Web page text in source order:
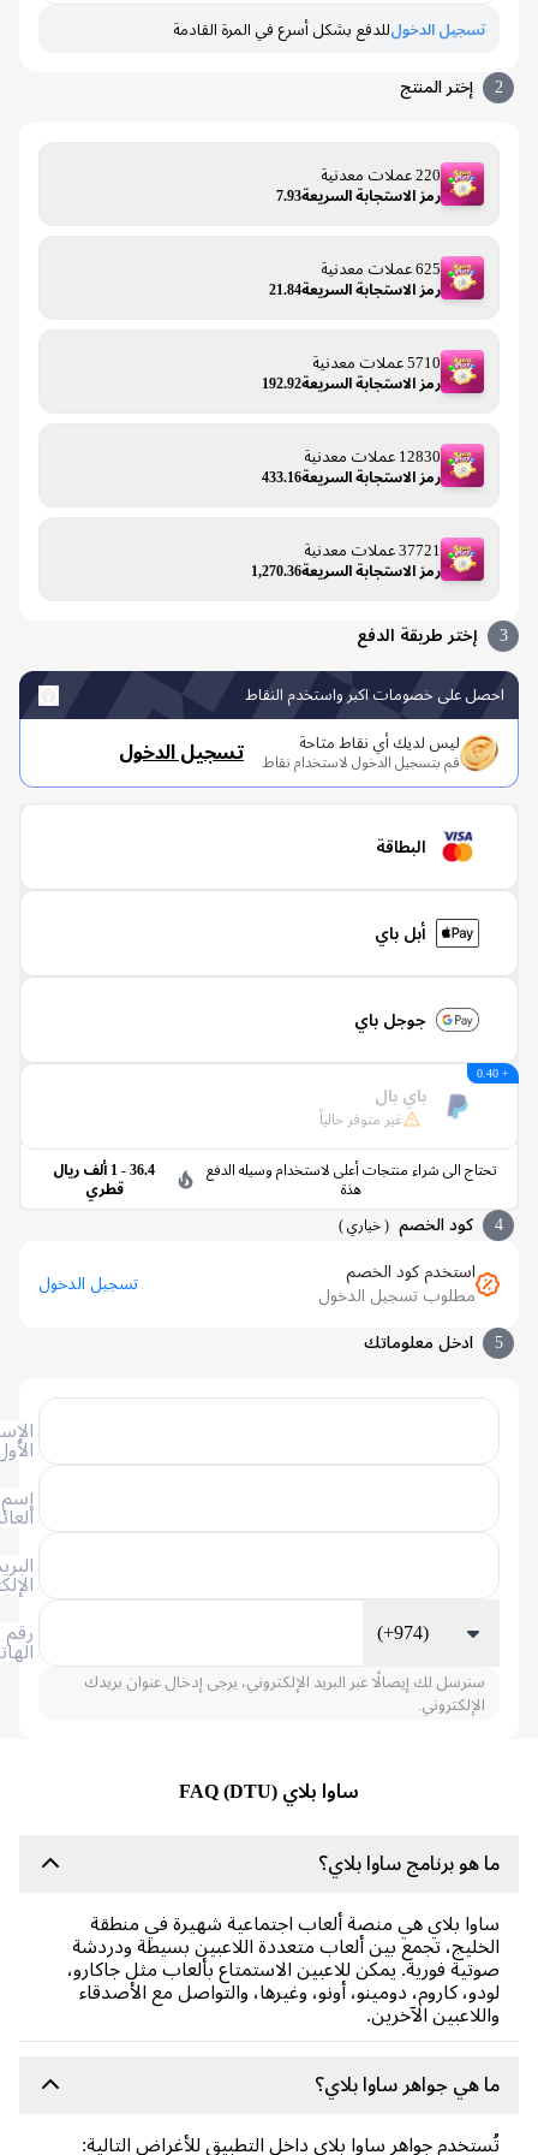
تسجيل الدخول للدفع بشكل أسرع في المرة القادمة
إختر المنتج
220 عملات معدنية
رمز الاستجابة السريعة7.93
625 عملات معدنية
رمز الاستجابة السريعة21.84
5710 عملات معدنية
رمز الاستجابة السريعة192.92
12830 عملات معدنية
رمز الاستجابة السريعة433.16
37721 عملات معدنية
رمز الاستجابة السريعة1,270.36
إختر طريقة الدفع
على خصومات اكبر واستخدم النقاط
ليس لديك أي نقاط متاحة
قم بتسجيل الدخول لاستخدام نقاط تسجيل الدخول
البطاقة
أبل باي
جوجل باي
باي بال
غير متوفر حالياً
الى شراء منتجات أعلى لاستخدام وسيله الدفع
36.4 - 1 ألف ريال
كود الخصم (خياري )
استخدم كود الخصم
مطلوب تسجيل الدخول
تسجيل الدخول
ادخل معلوماتك
العائلة
الإلكتروني
الهاتف
(+974)
سنرسل لك إيصالًا عبر البريد الإلكتروني، يرجى إدخال عنوان بريدك
الإلكتروني.
ساوا بلاي (DTU) FAQ
هو برنامج ساوا بلاي؟
بلاي هي منصة ألعاب اجتماعية شهيرة في منطقة
تجمع بين ألعاب متعددة اللاعبين بسيطة ودردشة
فورية. يمكن للاعبين الاستمتاع بألعاب مثل جاكارو،
كاروم، دومينو، أونو، وغيرها، والتواصل مع الأصدقاء
الآخرين.
هي جواهر ساوا بلاي؟
جواهر ساوا بلاي داخل التطبيق للأغراض التالية: